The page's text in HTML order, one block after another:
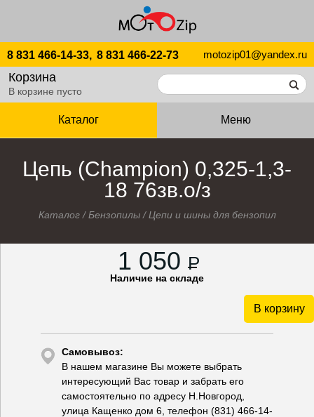
8 831 466-14-33, 8 831 466-22-73 motozip01@yandex.ru
Корзина
В корзине пусто
Каталог Меню
Цепь (Champion) 0,325-1,3-
18 76зв.о/з
Каталог/Бензопилы/Цепи и шины для бензопил
1 050 P
Наличие на складе
В корзину
Самовывоз:
В нашем магазине Вы можете выбрать
интересующий Вас товар и забрать его
самостоятельно по адресу Н.Новгород,
улица Кащенко дом 6, телефон (831) 466-14-